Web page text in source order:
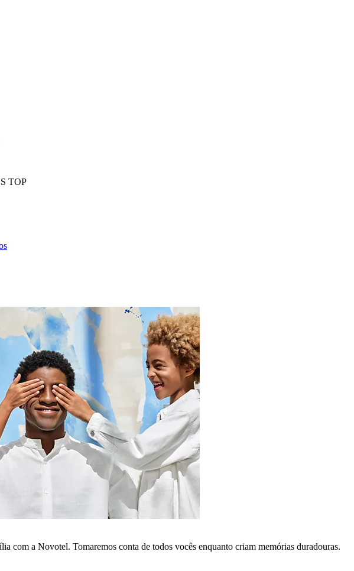
TOP
com a Novotel. Tomaremos conta de todos vocês enquanto criam memórias duradouras.